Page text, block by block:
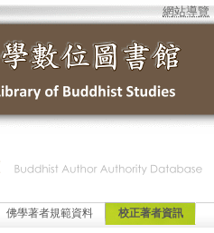
網站導覽
佛學著者規範資料 校正著者資訊